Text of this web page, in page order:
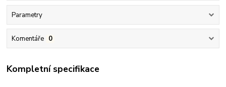
Parametry
Komentáře 0
Kompletní specifikace